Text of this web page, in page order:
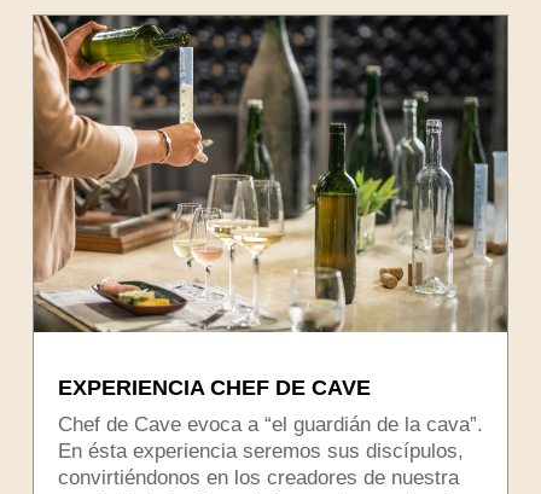
EXPERIENCIA CHEF DE CAVE
Chef de Cave evoca a “el guardián de la cava”.
En ésta experiencia seremos sus discípulos,
convirtiéndonos en los creadores de nuestra